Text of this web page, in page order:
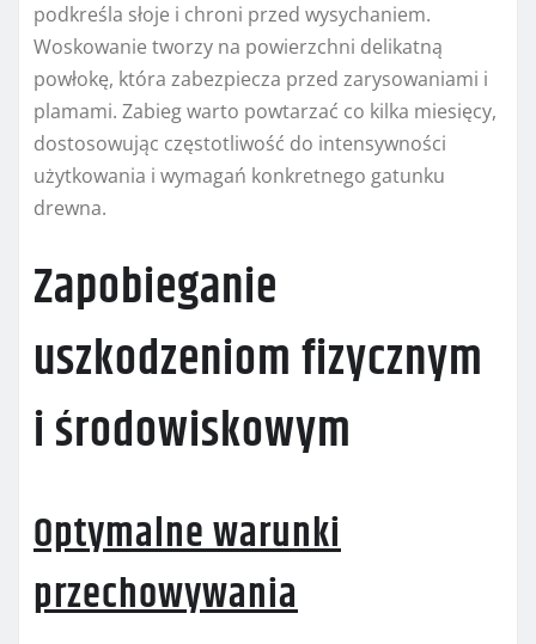
podkreśla słoje i chroni przed wysychaniem.
Woskowanie tworzy na powierzchni delikatną
powłokę, która zabezpiecza przed zarysowaniami i
plamami. Zabieg warto powtarzać co kilka miesięcy,
dostosowując częstotliwość do intensywności
użytkowania i wymagań konkretnego gatunku
drewna.
Zapobieganie
uszkodzeniom fizycznym
i środowiskowym
Optymalne warunki
przechowywania